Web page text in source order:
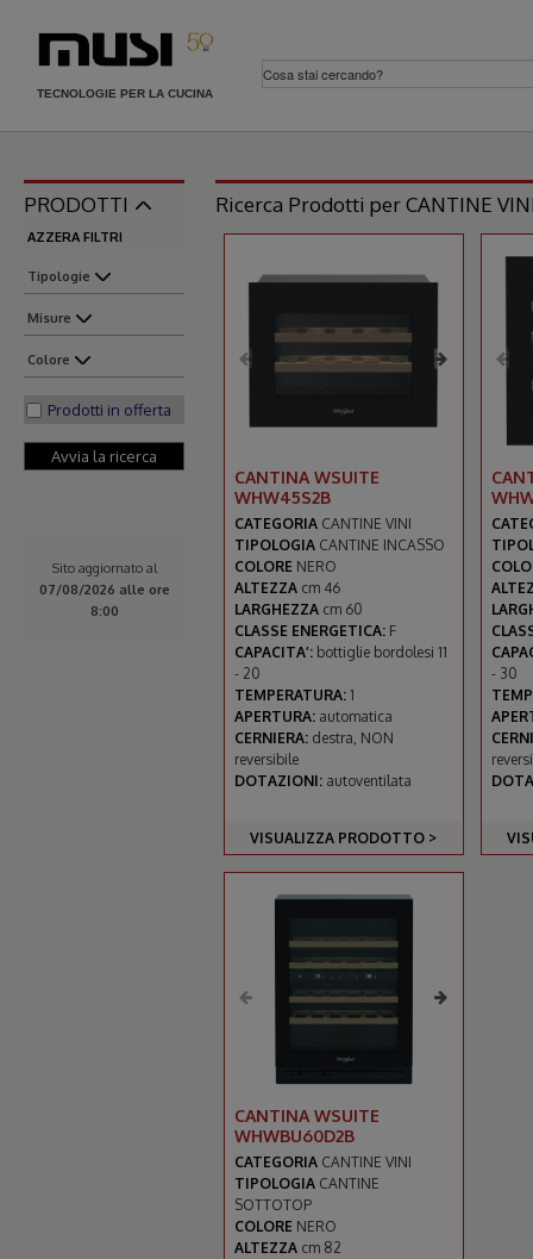
TECNOLOGIE PER LA CUCINA
PRODOTTI
AZZERA FILTRI
Tipologie
Misure
Colore
Prodotti in offerta
Sito aggiornato al
07/08/2026 alle ore
8:00
Ricerca Prodotti per CANTINE
CANTINA WSUITE
WHW45S2B
CATEGORIA CANTINE VINI
TIPOLOGIA CANTINE INCASSO
COLORE NERO
ALTEZZA cm 46
LARGHEZZA cm 60
CLASSE ENERGETICA: F
CAPACITA’: bottiglie bordolesi 11
- 20
TEMPERATURA:1
APERTURA: automatica
CERNIERA: destra, NON
reversibile
DOTAZIONI: autoventilata
VISUALIZZA PRODOTTO >
- 30
CANTINA WSUITE
WHWBU60D2B
CATEGORIA CANTINE VINI
TIPOLOGIA CANTINE
SOTTOTOP
COLORE NERO
ALTEZZA cm 82